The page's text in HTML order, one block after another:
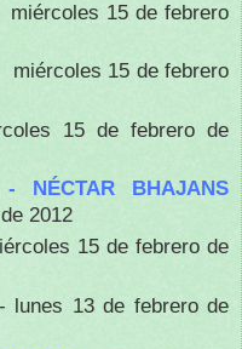
15 de febrero
miércoles 15 de febrero
15 de febrero de
NÉCTAR BHAJANS
2012
15 de febrero de
- lunes 13 de febrero de